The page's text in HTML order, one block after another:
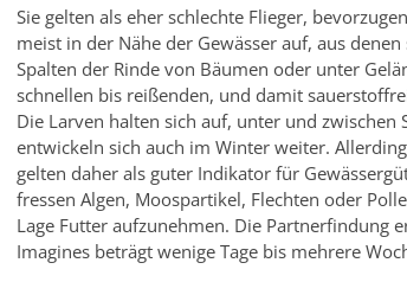
Sie gelten als eher schlechte Flieger,
meist in der Nähe der Gewässer auf, aus
Spalten der Rinde von Bäumen oder unter
schnellen bis reißenden, und damit
Die Larven halten sich auf, unter und
entwickeln sich auch im Winter weiter.
gelten daher als guter Indikator für
fressen Algen, Moospartikel, Flechten oder
Lage Futter aufzunehmen. Die Partnerfindung
Imagines beträgt wenige Tage bis mehrere